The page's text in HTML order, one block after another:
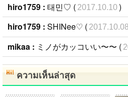
hiro1759 : 태민♡ ( 2017.10.10 )
hiro1759 : SHINee♡ ( 2017.10.08
mikaa : ミノがカッコいい〜〜 (
ความเห็นล่าสุด